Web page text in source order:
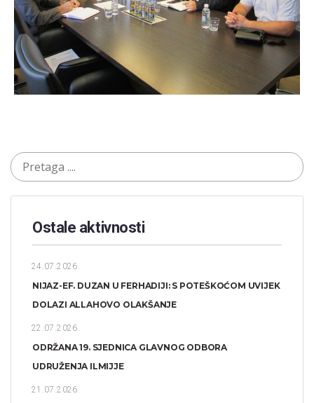
Ostale aktivnosti
24.07.2026.
NIJAZ-EF. DUZAN U FERHADIJI: S POTEŠKOĆOM UVIJEK
DOLAZI ALLAHOVO OLAKŠANJE
22.07.2026.
ODRŽANA 19. SJEDNICA GLAVNOG ODBORA
UDRUŽENJA ILMIJJE
21.07.2026.